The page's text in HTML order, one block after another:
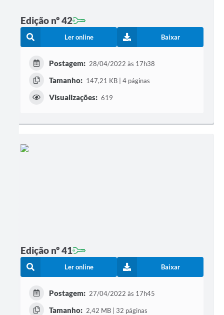
Edição nº 42
Ler online Baixar
Postagem: 28/04/2022 às 17h38
Tamanho: 147,21 KB | 4 páginas
Visualizações: 619
Edição nº 41
Ler online Baixar
Postagem: 27/04/2022 às 17h45
Tamanho: 2,42 MB | 32 páginas